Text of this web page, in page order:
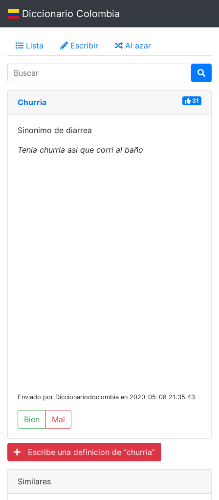
Diccionario Colombia
Lista Escribir Al azar
Churria 31
Sinonimo de diarrea
Tenia churria asi que corri al baño
Enviado por Diccionariodoclombia en 2020-05-08 21:35:43
Bien Mal
Escribe una definicion de “churria”
Similares